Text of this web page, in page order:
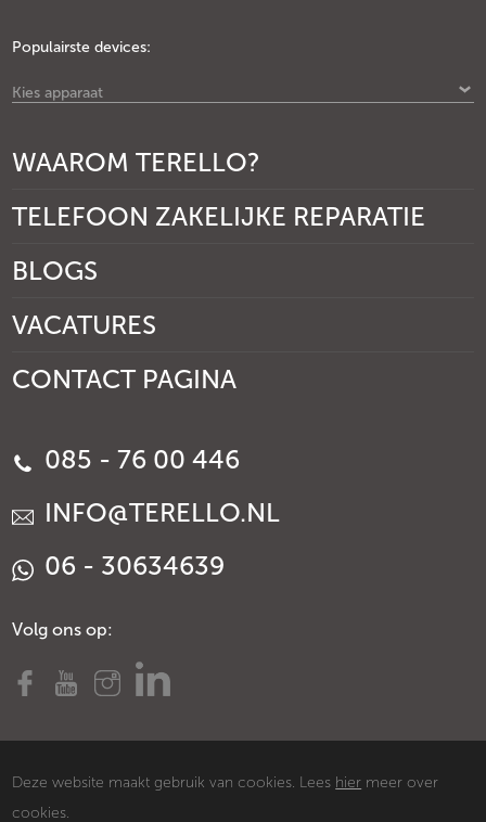
Populairste devices:
Kies apparaat
WAAROM TERELLO?
TELEFOON ZAKELIJKE REPARATIE
BLOGS
VACATURES
CONTACT PAGINA
085 - 76 00 446
INFO@TERELLO.NL
06 - 30634639
Volg ons op:
Deze website maakt gebruik van cookies. Lees hier meer over
cookies.